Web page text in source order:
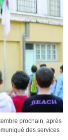
prochain, après
des services